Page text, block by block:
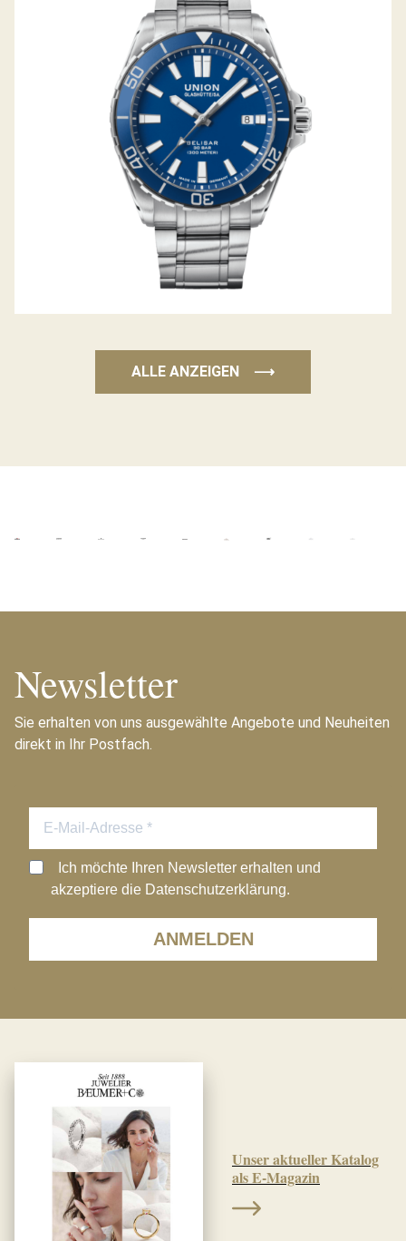
BELISAR DATUM SPORT PRO
ALLE ANZEIGEN ⟶
Newsletter
Sie erhalten von uns ausgewählte Angebote und Neuheiten
direkt in Ihr Postfach.
ANMELDEN
Ich möchte Ihren Newsletter erhalten und
akzeptiere die Datenschutzerklärung.
Unser aktueller Katalog
als E-Magazin